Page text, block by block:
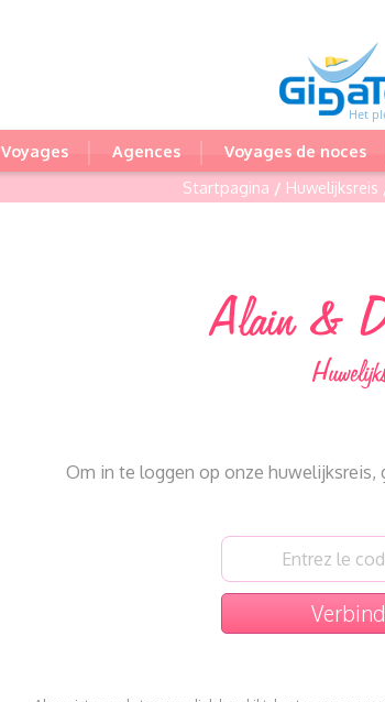
Het
Voyages Agences Voyages de noces
Startpagina / Huwelijksreis
Alain &
Om in te loggen op onze huwelijksreis,